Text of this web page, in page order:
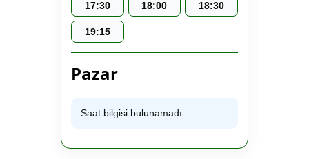
17:30 18:00 18:30
19:15
Pazar
Saat bilgisi bulunamadı.